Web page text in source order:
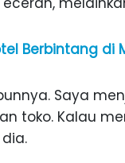
Berbintang di
Saya
toko. Kalau